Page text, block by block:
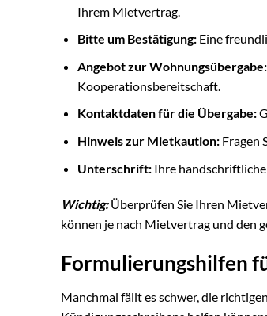
Ihrem Mietvertrag.
Bitte um Bestätigung:Eine
Angebot zur Wohnungsübergabe:
Kooperationsbereitschaft.
Kontaktdaten für die Übergabe:
Hinweis zur Mietkaution:Fragen
Unterschrift:Ihre handschriftliche
Wichtig:Überprüfen Sie Ihren
können je nach Mietvertrag und den
Formulierungshilfen
Manchmal fällt es schwer, die